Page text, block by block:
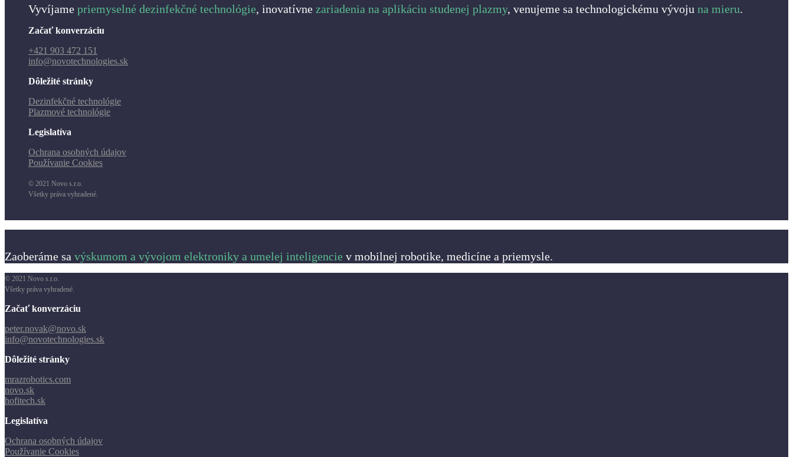
Vyvíjame priemyselné dezinfekčné technológie, inovatívne zariadenia na aplikáciu studenej plazmy, venujeme sa technologickému vývoju na mieru.
Začať konverzáciu
+421 903 472 151
info@novotechnologies.sk
Dôležité stránky
Dezinfekčné technológie
Plazmové technológie
Legislatíva
Ochrana osobných údajov
Používanie Cookies
© 2021 Novo s.r.o.
Všetky práva vyhradené.
Zaoberáme sa výskumom a vývojom elektroniky a umelej inteligencie v mobilnej robotike, medicíne a priemysle.
© 2021 Novo s.r.o.
Všetky práva vyhradené.
Začať konverzáciu
peter.novak@novo.sk
info@novotechnologies.sk
Dôležité stránky
mrazrobotics.com
novo.sk
hofitech.sk
Legislatíva
Ochrana osobných údajov
Používanie Cookies